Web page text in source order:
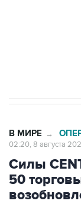
В МИРЕ →
02:20, 8 августа
Силы
50